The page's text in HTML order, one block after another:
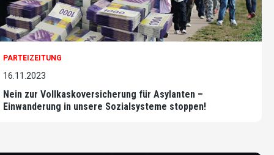
PARTEIZEITUNG
16.11.2023
Nein zur Vollkaskoversicherung für Asylanten –
Einwanderung in unsere Sozialsysteme stoppen!